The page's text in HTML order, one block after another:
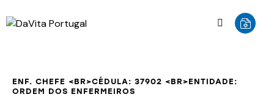
ENF. CHEFE <BR>CÉDULA: 37902 <BR>ENTIDADE:
ORDEM DOS ENFERMEIROS